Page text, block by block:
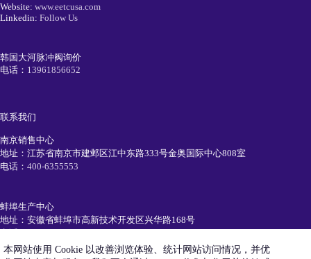
本网站使用 Cookie 以改善浏览体验、统计网站访问情况，并优
Website: www.eetcusa.com
Linkedin: Follow Us
韩国大河脉冲阀询价
电话： 13961856652
联系我们
南京销售中心
地址：江苏省南京市建邺区江中东路333号金奥国际中心808室
电话： 400-6355553
蚌埠生产中心
地址：安徽省蚌埠市高新技术开发区兴华路168号